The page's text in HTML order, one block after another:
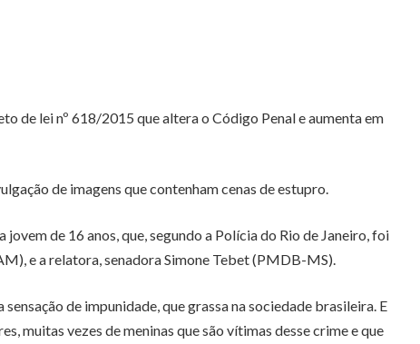
de lei nº 618/2015 que altera o Código Penal e aumenta em
de imagens que contenham cenas de estupro.
de 16 anos, que, segundo a Polícia do Rio de Janeiro, foi
e a relatora, senadora Simone Tebet (PMDB-MS).
de impunidade, que grassa na sociedade brasileira. E
muitas vezes de meninas que são vítimas desse crime e que